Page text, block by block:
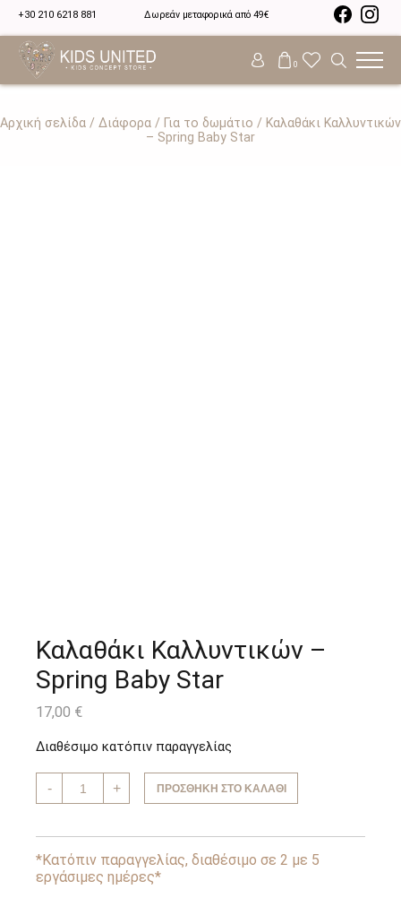
+30 210 6218 881 Δωρεάν μεταφορικά από 49€
0
Αρχική σελίδα / Διάφορα / Για το δωμάτιο / Καλαθάκι Καλλυντικών
– Spring Baby Star
Καλαθάκι Καλλυντικών –
Spring Baby Star
17,00 €
Διαθέσιμο κατόπιν παραγγελίας
-
Καλαθάκι
Καλλυντικών
-
Baby
Star
ποσότητα
+ ΠΡΟΣΘΉΚΗ ΣΤΟ ΚΑΛΆΘΙ
*Κατόπιν παραγγελίας, διαθέσιμο σε 2 με 5
εργάσιμες ημέρες*